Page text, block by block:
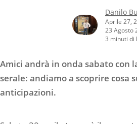
Danilo
Aprile 27,
23 Agosto
3 minuti di
Amici andrà in onda sabato con
serale: andiamo a scoprire cosa
anticipazioni.